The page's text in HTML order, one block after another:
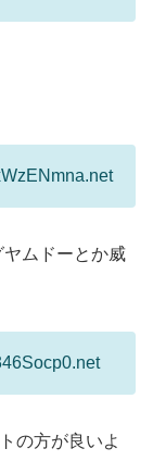
ムドーとか威
の方が良いよ